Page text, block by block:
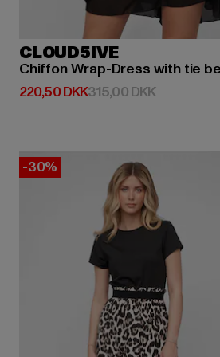
CLOUD5IVE
Chiffon Wrap-Dress with tie
220,50 DKK
Nuværende pris: 220,50 DKK
315,00 DKK
-30%